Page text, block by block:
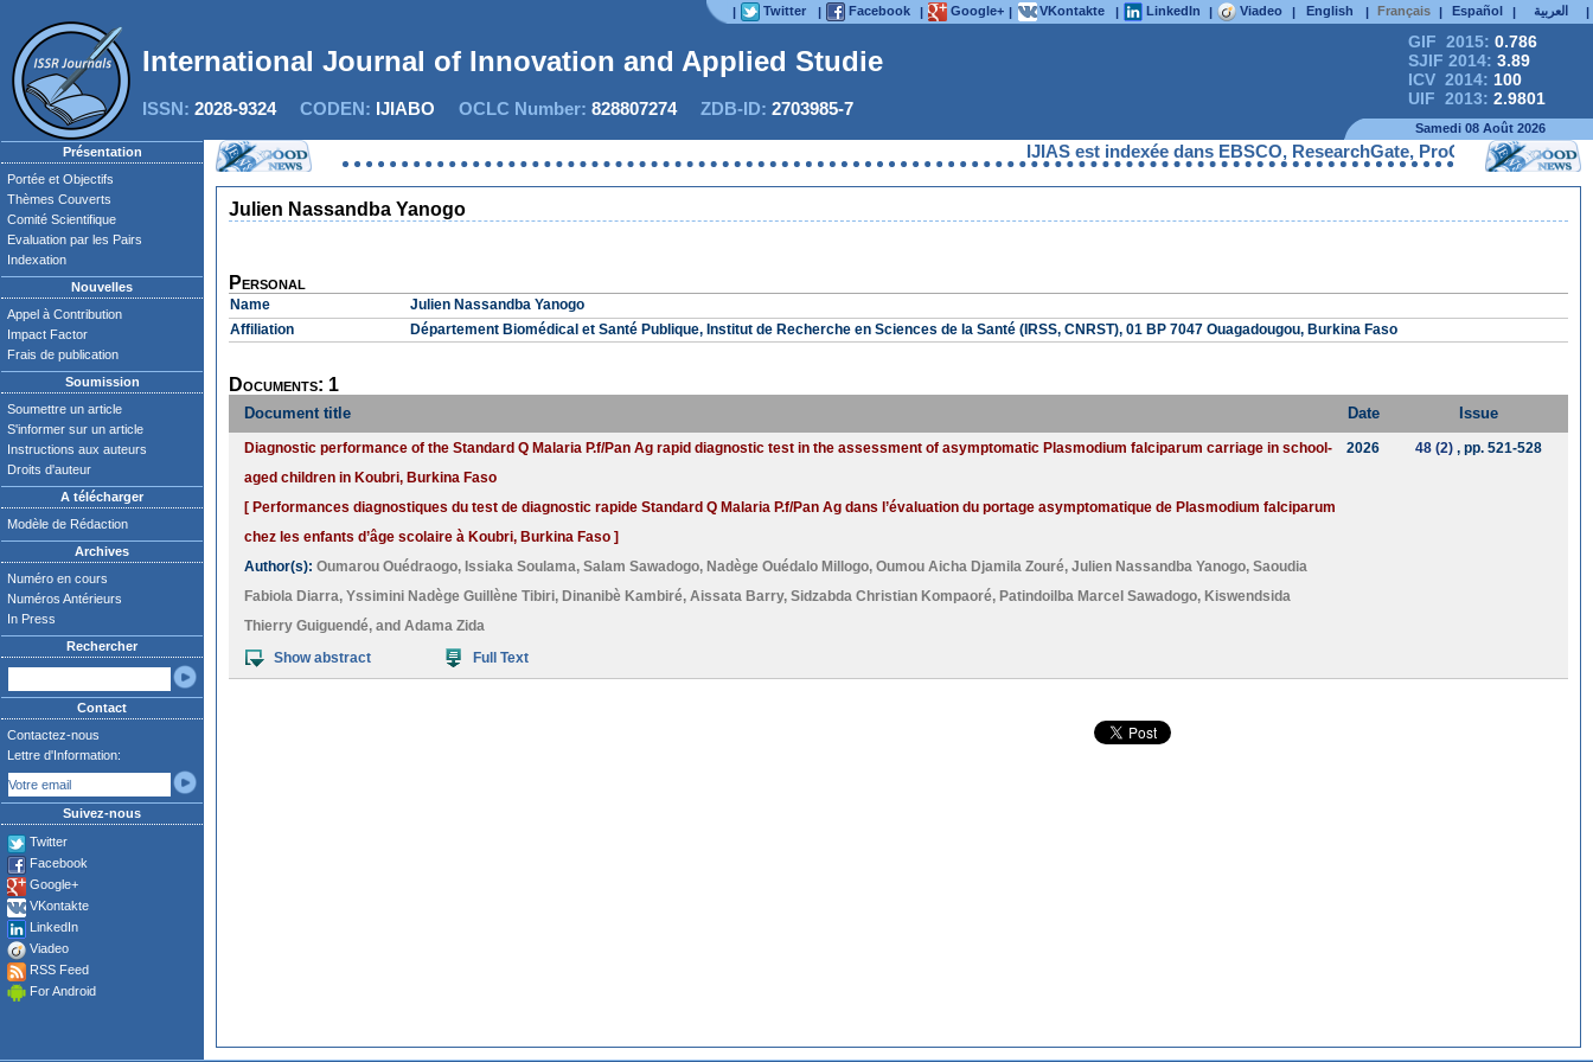
| Twitter | Facebook | Google+ | VKontakte | LinkedIn | Viadeo | English | Français | Español | العربية |
GIF 2015: 0.786
SJIF 2014: 3.89
ICV 2014: 100
UIF 2013: 2.9801
International Journal of Innovation and Applied Studies
ISSN: 2028-9324CODEN: IJIABO OCLC Number: 828807274ZDB-ID: 2703985-7
Samedi 08 Août 2026
Présentation
Portée et Objectifs
Thèmes Couverts
Comité Scientifique
Evaluation par les Pairs
Indexation
Nouvelles
Appel à Contribution
Impact Factor
Frais de publication
Soumission
Soumettre un article
S'informer sur un article
Instructions aux auteurs
Droits d'auteur
A télécharger
Modèle de Rédaction
Archives
Numéro en cours
Numéros Antérieurs
In Press
Rechercher
Contact
Contactez-nous
Lettre d'Information:
Suivez-nous
Twitter
Facebook
Google+
VKontakte
LinkedIn
Viadeo
RSS Feed
For Android
IJIAS est indexée dans EBSCO, ResearchGate, ProQuest, Chemical
Julien Nassandba Yanogo
Personal
Name
Julien Nassandba Yanogo
Affiliation
Département Biomédical et Santé Publique, Institut de Recherche en Sciences de la Santé (IRSS, CNRST), 01 BP 7047 Ouagadougou, Burkina Faso
Documents: 1
Document title Date Issue
Diagnostic performance of the Standard Q Malaria P.f/Pan Ag rapid diagnostic test in the assessment of asymptomatic Plasmodium falciparum carriage in school-
aged children in Koubri, Burkina Faso
[ Performances diagnostiques du test de diagnostic rapide Standard Q Malaria P.f/Pan Ag dans l’évaluation du portage asymptomatique de Plasmodium falciparum
chez les enfants d’âge scolaire à Koubri, Burkina Faso ]
Author(s): Oumarou Ouédraogo, Issiaka Soulama, Salam Sawadogo, Nadège Ouédalo Millogo, Oumou Aicha Djamila Zouré, Julien Nassandba Yanogo, Saoudia
Fabiola Diarra, Yssimini Nadège Guillène Tibiri, Dinanibè Kambiré, Aissata Barry, Sidzabda Christian Kompaoré, Patindoilba Marcel Sawadogo, Kiswendsida
Thierry Guiguendé, and Adama Zida
Show abstract
Full Text
2026 48 (2), pp. 521-528